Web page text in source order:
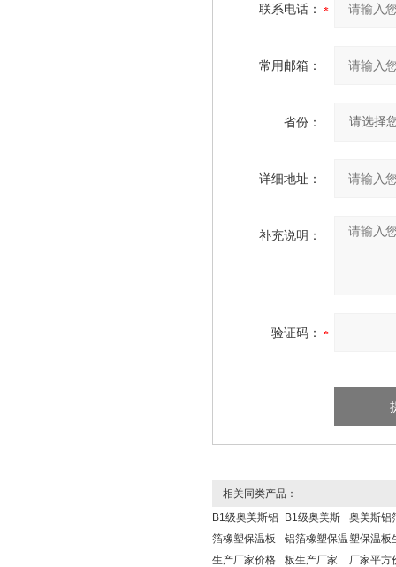
联系电话：
常用邮箱：
省份：
详细地址：
补充说明：
验证码：
相关同类产品：
B1级奥美斯铝
箔橡塑保温板
生产厂家价格
B1级奥美斯
铝箔橡塑保温
板生产厂家
奥美斯铝
塑保温板
厂家平方